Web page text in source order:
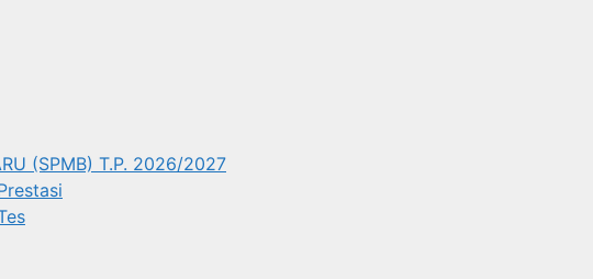
(SPMB) T.P. 2026/2027